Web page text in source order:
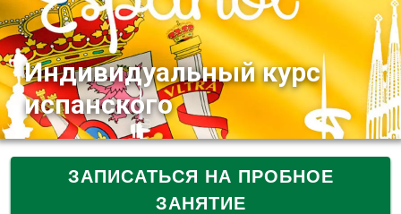
Индивидуальный курс
испанского
ЗАПИСАТЬСЯ НА ПРОБНОЕ
ЗАНЯТИЕ